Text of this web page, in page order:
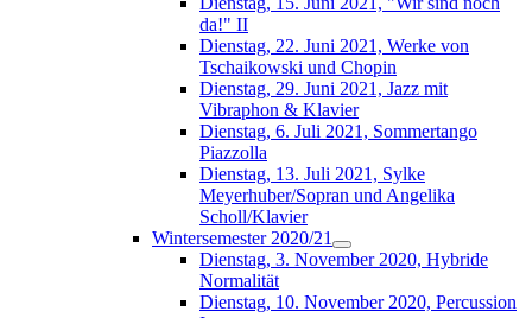
da!" II
Dienstag, 22. Juni 2021, Werke von
Tschaikowski und Chopin
Dienstag, 29. Juni 2021, Jazz mit
Vibraphon & Klavier
Dienstag, 6. Juli 2021, Sommertango
Piazzolla
Dienstag, 13. Juli 2021, Sylke
Meyerhuber/Sopran und Angelika
Scholl/Klavier
Wintersemester 2020/21
Dienstag, 3. November 2020, Hybride
Normalität
Dienstag, 10. November 2020, Percussion